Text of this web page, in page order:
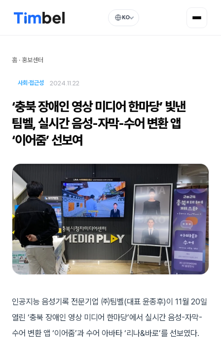
KO
홈 · 홍보센터
사회·접근성 2024.11.22
‘충북 장애인 영상 미디어 한마당’ 빛낸
팀벨, 실시간 음성-자막-수어 변환 앱
‘이어줌’ 선보여
인공지능 음성기록 전문기업 ㈜팀벨(대표 윤종후)이 11월 20일
열린 ‘충북 장애인 영상 미디어 한마당’에서 실시간 음성-자막-
수어 변환 앱 ‘이어줌’과 수어 아바타 ‘리나&바로’를 선보였다.